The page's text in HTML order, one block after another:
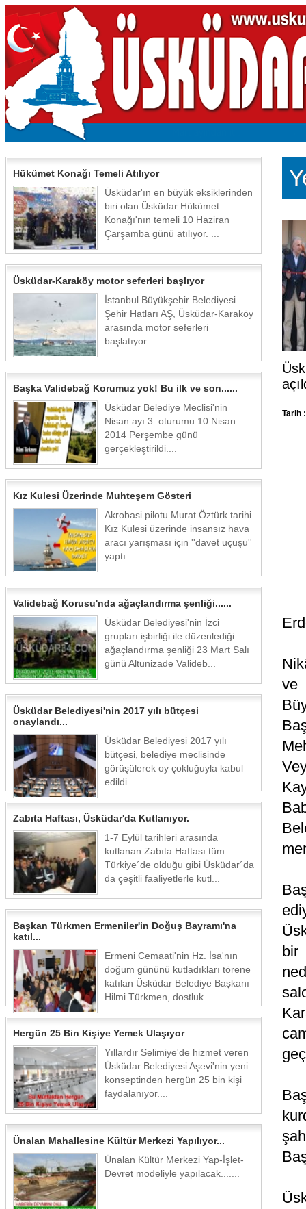
Hükümet Konağı Temeli Atılıyor
Üsküdar'ın en büyük eksiklerinden
biri olan Üsküdar Hükümet
Konağı'nın temeli 10 Haziran
Çarşamba günü atılıyor. ...
Üsküdar-Karaköy motor seferleri başlıyor
İstanbul Büyükşehir Belediyesi
Şehir Hatları AŞ, Üsküdar-Karaköy
arasında motor seferleri
başlatıyor....
Başka Validebağ Korumuz yok! Bu ilk ve son......
Üsküdar Belediye Meclisi'nin
Nisan ayı 3. oturumu 10 Nisan
2014 Perşembe günü
gerçekleştirildi....
Kız Kulesi Üzerinde Muhteşem Gösteri
Akrobasi pilotu Murat Öztürk tarihi
Kız Kulesi üzerinde insansız hava
aracı yarışması için ''davet uçuşu''
yaptı....
Validebağ Korusu'nda ağaçlandırma şenliği......
Üsküdar Belediyesi'nin İzci
grupları işbirliği ile düzenlediği
ağaçlandırma şenliği 23 Mart Salı
günü Altunizade Valideb...
Üsküdar Belediyesi'nin 2017 yılı bütçesi
onaylandı...
Üsküdar Belediyesi 2017 yılı
bütçesi, belediye meclisinde
görüşülerek oy çokluğuyla kabul
edildi....
Zabıta Haftası, Üsküdar'da Kutlanıyor.
1-7 Eylül tarihleri arasında
kutlanan Zabıta Haftası tüm
Türkiye´de olduğu gibi Üsküdar´da
da çeşitli faaliyetlerle kutl...
Başkan Türkmen Ermeniler'in Doğuş Bayramı'na
katıl...
Ermeni Cemaati'nin Hz. İsa'nın
doğum gününü kutladıkları törene
katılan Üsküdar Belediye Başkanı
Hilmi Türkmen, dostluk ...
Hergün 25 Bin Kişiye Yemek Ulaşıyor
Yıllardır Selimiye'de hizmet veren
Üsküdar Belediyesi Aşevi'nin yeni
konseptinden hergün 25 bin kişi
faydalanıyor....
Ünalan Mahallesine Kültür Merkezi Yapılıyor...
Ünalan Kültür Merkezi Yap-İşlet-
Devret modeliyle yapılacak.......
Tarih :
ve
bir